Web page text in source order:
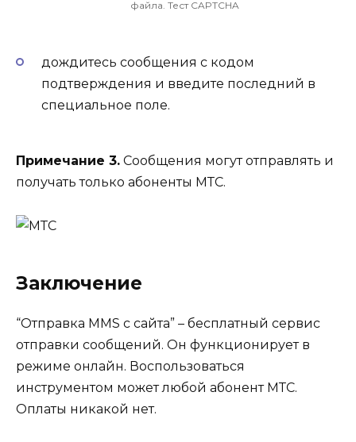
файла. Тест CAPTCHA
дождитесь сообщения с кодом
подтверждения и введите последний в
специальное поле.
Примечание 3. Сообщения могут отправлять и
получать только абоненты МТС.
Заключение
“Отправка MMS с сайта” – бесплатный сервис
отправки сообщений. Он функционирует в
режиме онлайн. Воспользоваться
инструментом может любой абонент МТС.
Оплаты никакой нет.